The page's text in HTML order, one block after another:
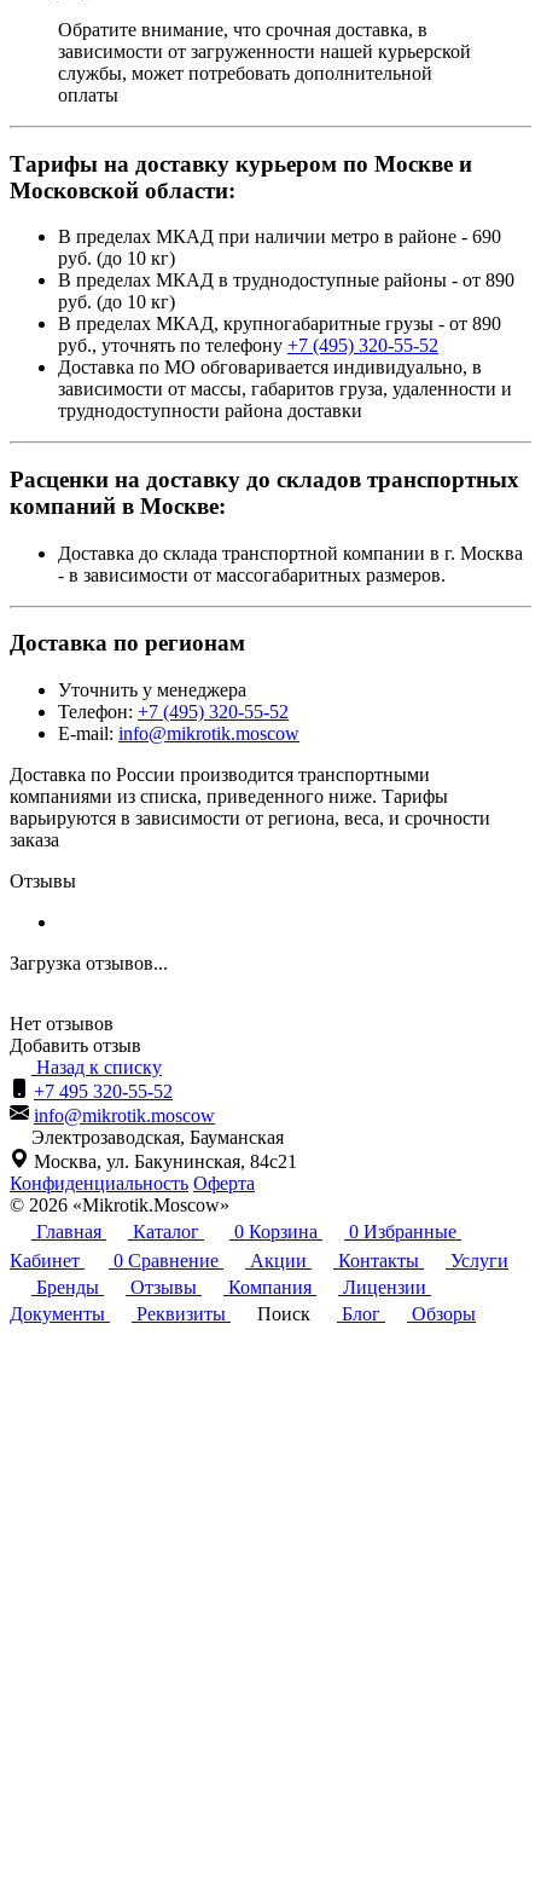
Обратите внимание, что срочная доставка, в
зависимости от загруженности нашей курьерской
службы, может потребовать дополнительной
оплаты
Тарифы на доставку курьером по Москве и
Московской области:
В пределах МКАД при наличии метро в районе - 690
руб. (до 10 кг)
В пределах МКАД в труднодоступные районы - от 890
руб. (до 10 кг)
В пределах МКАД, крупногабаритные грузы - от 890
руб., уточнять по телефону +7 (495) 320-55-52
Доставка по МО обговаривается индивидуально, в
зависимости от массы, габаритов груза, удаленности и
труднодоступности района доставки
Расценки на доставку до складов транспортных
компаний в Москве:
Доставка до склада транспортной компании в г. Москва
- в зависимости от массогабаритных размеров.
Доставка по регионам
Уточнить у менеджера
Телефон: +7 (495) 320-55-52
E-mail: info@mikrotik.moscow
Доставка по России производится транспортными
компаниями из списка, приведенного ниже. Тарифы
варьируются в зависимости от региона, веса, и срочности
заказа
Отзывы
Загрузка отзывов...
Нет отзывов
Добавить отзыв
Назад к списку
+7 495 320-55-52
info@mikrotik.moscow
Электрозаводская, Бауманская
Москва, ул. Бакунинская, 84с21
Конфиденциальность Оферта
© 2026 «Mikrotik.Moscow»
Главная
Каталог 0 Корзина 0 Избранные
Кабинет
0 Сравнение Акции Контакты
Услуги
Бренды
Отзывы Компания
Лицензии
Документы
Реквизиты Поиск Блог Обзоры